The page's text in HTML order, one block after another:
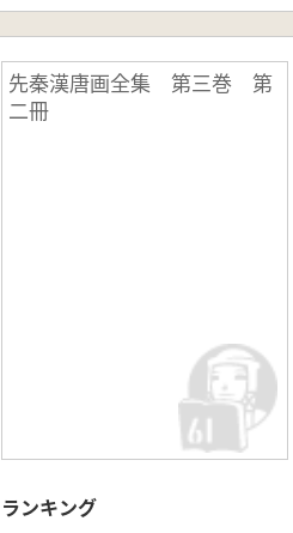
先秦漢唐画全集 第三巻 第
二冊
ランキング